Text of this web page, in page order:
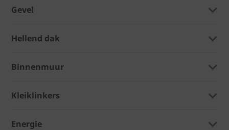
Gevel
Hellend dak
Binnenmuur
Kleiklinkers
Energie